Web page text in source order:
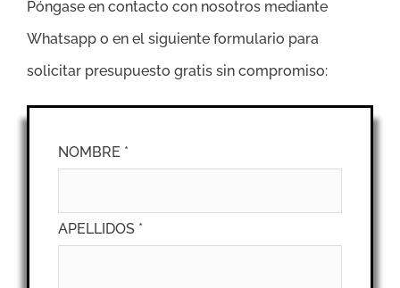
Póngase en contacto con nosotros mediante
Whatsapp o en el siguiente formulario para
solicitar presupuesto gratis sin compromiso:
NOMBRE *
APELLIDOS *